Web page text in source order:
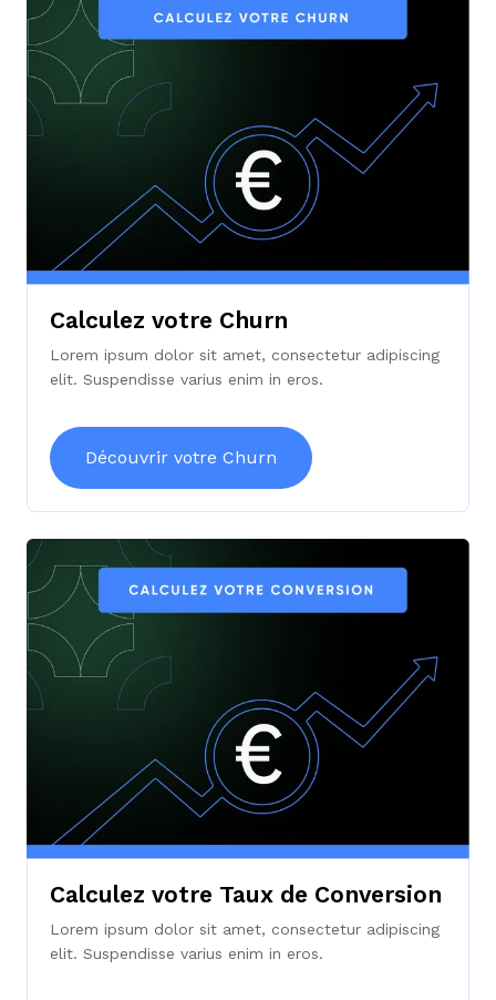
Calculez votre Churn
Lorem ipsum dolor sit amet, consectetur adipiscing
elit. Suspendisse varius enim in eros.
Découvrir votre Churn
Calculez votre Taux de Conversion
Lorem ipsum dolor sit amet, consectetur adipiscing
elit. Suspendisse varius enim in eros.